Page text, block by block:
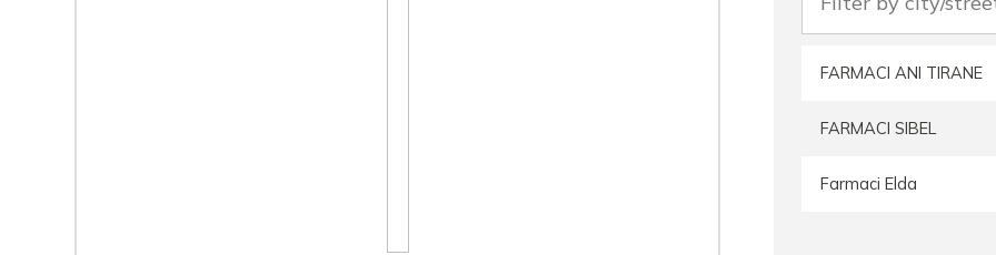
FARMACI ANI TIRANE
FARMACI SIBEL
Farmaci Elda